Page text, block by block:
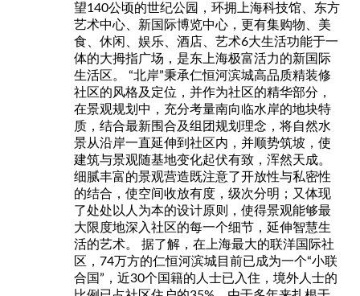
望140公顷的世纪公园，环拥上海科技馆、东方
艺术中心、新国际博览中心，更有集购物、美
食、休闲、娱乐、酒店、艺术6大生活功能于一
体的大拇指广场，是东上海极富活力的新国际
生活区。 “北岸”秉承仁恒河滨城高品质精装修
社区的风格及定位，并作为社区的精华部分，
在景观规划中，充分考量南向临水岸的地块特
质，结合最新围合及组团规划理念，将自然水
景从沿岸一直延伸到社区内，并顺势筑坡，使
建筑与景观随基地变化起伏有致，浑然天成。
细腻丰富的景观营造既注意了开放性与私密性
的结合，使空间收放有度，级次分明；又体现
了处处以人为本的设计原则，使得景观能够最
大限度地深入社区的每一个细节，延伸智慧生
活的艺术。 据了解，在上海最大的联洋国际社
区，74万方的仁恒河滨城目前已成为一个“小联
合国”，近30个国籍的人士已入住，境外人士的